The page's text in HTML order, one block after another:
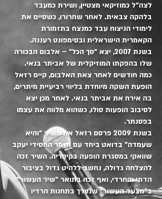
לצה"ל כמוזיקאי מצטיין, ושירת כמעבד
בלהקה צבאית. לאחר שחרורו, כשסיים את
לימודי הניצוח עבד כמנצח בתזמורת
הקאמרית הישראלית ובסימפונט רעננה.
בשנת 2007, יצא "סך הכל" – אלבום הבכורה
שלו בהפקתו המוזיקלית של אביתר בנאי.
כמה חודשים לאחר צאת האלבום, קיים רזאל
הופעת השקה מיוחדת בליווי רביעיית מיתרים,
בה אירח את אביתר בנאי. לאחר מכן יצא
לסיבוב הופעות סולו, כשהוא מלווה את עצמו
בפסנתר.
בשנת 2009 פרסם רזאל את השיר "והיא
שעמדה" בדואט ביחד עם הזמר החסידי יעקב
שוואקי במסגרת הופעה בקיסריה. השיר זכה
להצלחה גדולה, נחשב ללהיט גדול בציבור
הדתי והחרדי, ואף זכה בתואר "שיר העשור"
ב"מצעד העשור" שנערך בתחנות הרדיו